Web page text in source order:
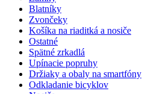
Blatníky
Zvončeky
Košíka na riaditká a nosiče
Ostatné
Spätné zrkadlá
Upínacie popruhy
Držiaky a obaly na smartfóny
Odkladanie bicyklov